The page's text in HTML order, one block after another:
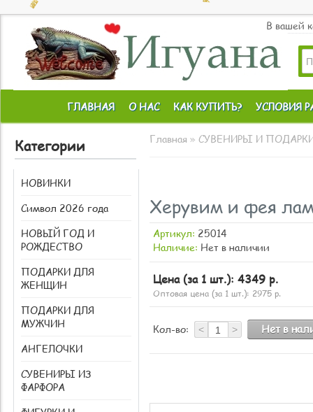
В вашей
ГЛАВНАЯ О НАС КАК КУПИТЬ? УСЛОВИЯ
Категории
НОВИНКИ
Символ 2026 года
НОВЫЙ ГОД И
РОЖДЕСТВО
ПОДАРКИ ДЛЯ
ЖЕНЩИН
ПОДАРКИ ДЛЯ
МУЖЧИН
АНГЕЛОЧКИ
СУВЕНИРЫ ИЗ
ФАРФОРА
Главная » СУВЕНИРЫ И
Херувим и фея
Артикул: 25014
Наличие: Нет в наличии
Цена (за 1 шт.): 4349 р.
Оптовая цена (за 1 шт.): 2975 р.
Кол-во: < > Нет в